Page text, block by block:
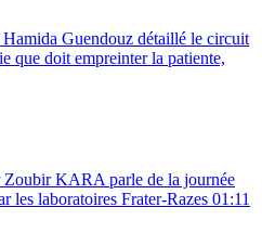
Hamida Guendouz détaillé le circuit
que doit empreinter la patiente,
Zoubir KARA parle de la journée
les laboratoires Frater-Razes 01:11